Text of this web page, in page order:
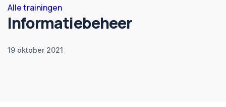
Alle trainingen
Informatiebeheer
19 oktober 2021